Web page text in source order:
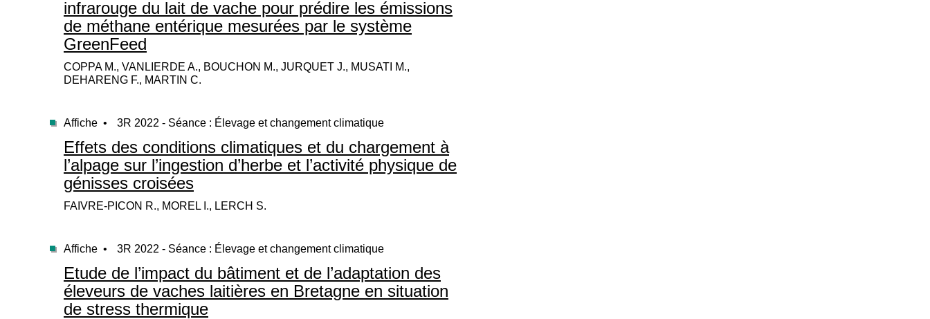
infrarouge du lait de vache pour prédire les émissions
de méthane entérique mesurées par le système
GreenFeed
COPPA M., VANLIERDE A., BOUCHON M., JURQUET J., MUSATI M.,
DEHARENG F., MARTIN C.
Affiche • 3R 2022 - Séance : Élevage et changement climatique
Effets des conditions climatiques et du chargement à
l’alpage sur l’ingestion d’herbe et l’activité physique de
génisses croisées
FAIVRE-PICON R., MOREL I., LERCH S.
Affiche • 3R 2022 - Séance : Élevage et changement climatique
Etude de l’impact du bâtiment et de l’adaptation des
éleveurs de vaches laitières en Bretagne en situation
de stress thermique